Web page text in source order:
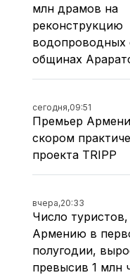
млн драмов на
реконструкцию
водопроводных
общинах
сегодня,09:51
Премьер
скором
проекта TRIPP
вчера,20:33
Число
Армению в
полугодии,
превысив 1 млн